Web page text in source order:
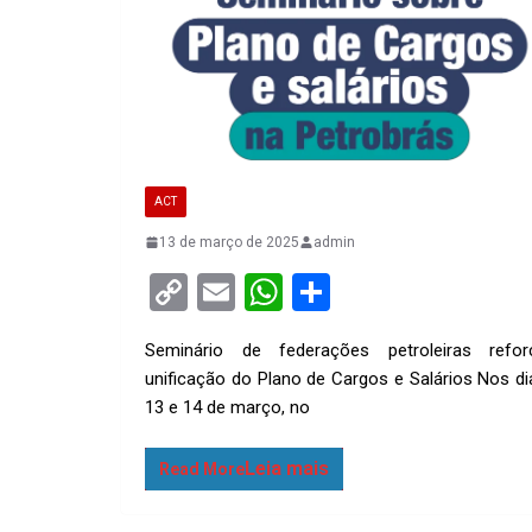
ACT
13 de março de 2025 admin
C
py
Li
n
k
E
ail
W
at
s
A
p
ar
Seminário de federações petroleiras
unificação do Plano de Cargos e Salários Nos
13 e 14 de março, no
Read More